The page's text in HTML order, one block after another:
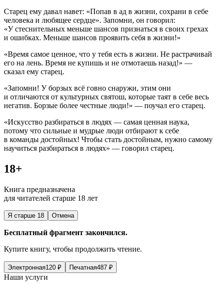
Старец ему давал навет: «Попав в ад в жизни, сохрани в себе
человека и любящее сердце». Запомни, он говорил:
«У стеснительных меньше шансов признаться в своих грехах
и ошибках. Меньше шансов проявить себя в жизни!»
«Время самое ценное, что у тебя есть в жизни. Не растрачивай
его на лень. Время не купишь и не отмотаешь назад!» —
сказал ему старец.
«Запомни! У борзых всё говно снаружи, этим они
и отличаются от культурных святош, которые таят в себе весь
негатив. Борзые более честные люди!» — поучал его старец.
«Искусство разбираться в людях — самая ценная наука,
потому что сильные и мудрые люди отбирают к себе
в команды достойных! Чтобы стать достойным, нужно самому
научиться разбираться в людях» — говорил старец.
18+
Книга предназначена
для читателей старше 18 лет
Я старше 18 Отмена
Бесплатный фрагмент закончился.
Купите книгу, чтобы продолжить чтение.
Электронная120 ₽ Печатная487 ₽
Наши услуги